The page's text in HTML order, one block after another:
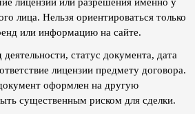
лицензии или разрешения именно у
лица. Нельзя ориентироваться только
или информацию на сайте.
статус документа, дата
лицензии предмету договора.
оформлен на другую
существенным риском для сделки.